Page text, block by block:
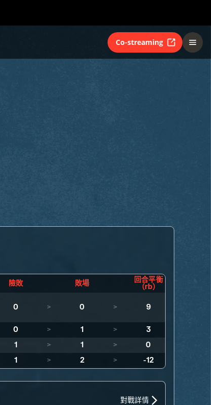
Co-streaming
險敗 敗場
回合平衡
（rb）
0 > 0 > 9
0 > 1 >
3
1 > 1 >
0
1 > 2 > -12
對戰詳情